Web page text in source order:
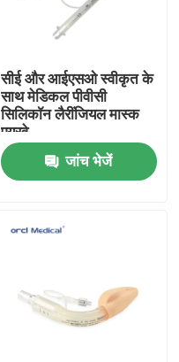
सीई और आईएसओ स्वीकृत के
साथ मेडिकल पीवीसी
सिलिकॉन लैरींजियल मास्क
एयरवे
जांच भेजें